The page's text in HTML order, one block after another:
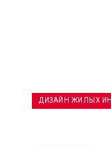
ДИЗАЙН ЖИЛЫХ